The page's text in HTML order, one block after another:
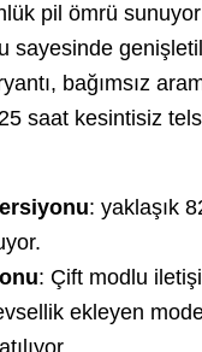
pil ömrü
sayesinde
bağımsız
saat kesintisiz
: yaklaşık
: Çift modlu
ekleyen